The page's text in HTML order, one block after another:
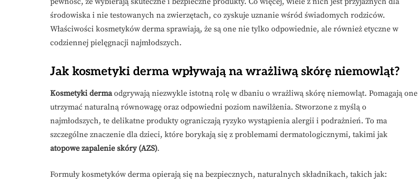
środowiska i nie testowanych na zwierzętach, co zyskuje uznanie wśród świadomych rodziców.
Właściwości kosmetyków derma sprawiają, że są one nie tylko odpowiednie, ale również etyczne w
codziennej pielęgnacji najmłodszych.
Jak kosmetyki derma wpływają na wrażliwą skórę niemowląt?
Kosmetyki dermaodgrywają niezwykle istotną rolę w dbaniu o wrażliwą skórę niemowląt. Pomagają one
utrzymać naturalną równowagę oraz odpowiedni poziom nawilżenia. Stworzone z myślą o
najmłodszych, te delikatne produkty ograniczają ryzyko wystąpienia alergii i podrażnień. To ma
szczególne znaczenie dla dzieci, które borykają się z problemami dermatologicznymi, takimi jak
atopowe zapalenie skóry (AZS).
Formuły kosmetyków derma opierają się na bezpiecznych, naturalnych składnikach, takich jak: